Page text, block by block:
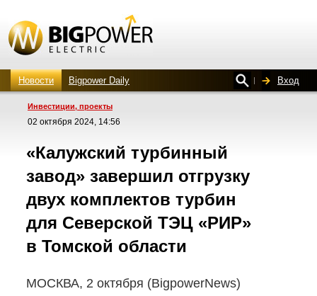
Новости Bigpower Daily Вход
Инвестиции, проекты
02 октября 2024, 14:56
«Калужский турбинный
завод» завершил отгрузку
двух комплектов турбин
для Северской ТЭЦ «РИР»
в Томской области
МОСКВА, 2 октября (BigpowerNews)